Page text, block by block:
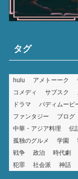
タグ
hulu アメトーーク
コメディ
サブスク
ドラマ
バディムービ
ファンタジー
ブログ
中華・アジア料理
伝
孤独のグルメ
学園
戦争
政治 時代劇
犯罪
社会派 神話